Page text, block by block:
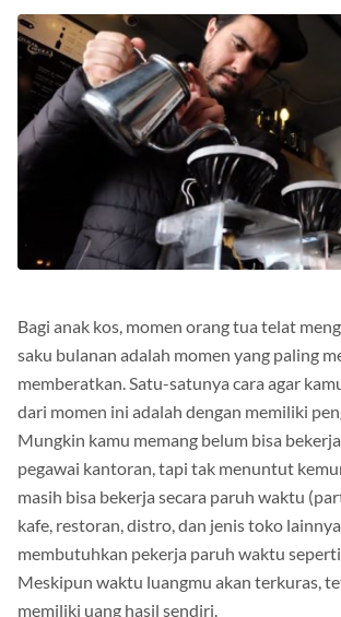
Bagi anak kos, momen orang tua telat
saku bulanan adalah momen yang paling
memberatkan. Satu-satunya cara agar
dari momen ini adalah dengan memiliki
Mungkin kamu memang belum bisa
pegawai kantoran, tapi tak menuntut
masih bisa bekerja secara paruh waktu
kafe, restoran, distro, dan jenis toko lainnya
membutuhkan pekerja paruh waktu seperti
Meskipun waktu luangmu akan terkuras,